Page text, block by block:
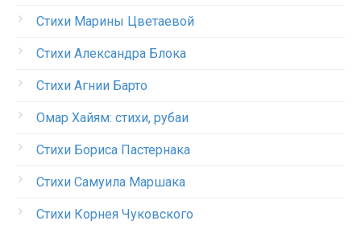
Стихи Марины Цветаевой
Стихи Александра Блока
Стихи Агнии Барто
Омар Хайям: стихи, рубаи
Стихи Бориса Пастернака
Стихи Самуила Маршака
Стихи Корнея Чуковского